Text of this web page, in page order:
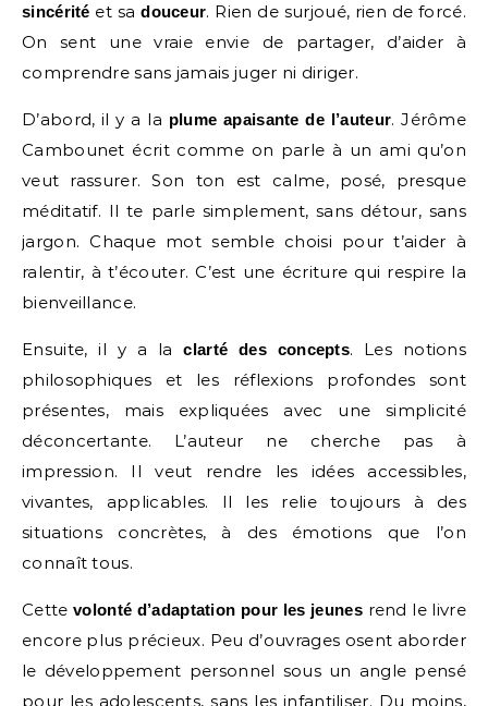
sincérité et sadouceur. Rien de surjoué, rien de forcé.
On sent une vraie envie de partager, d’aider à
comprendre sans jamais juger ni diriger.
D’abord, il y a la plume apaisante de l’auteur. Jérôme
Cambounet écrit comme on parle à un ami qu’on
veut rassurer. Son ton est calme, posé, presque
méditatif. Il te parle simplement, sans détour, sans
jargon. Chaque mot semble choisi pour t’aider à
ralentir, à t’écouter. C’est une écriture qui respire la
bienveillance.
Ensuite, il y a laclarté des concepts. Les notions
philosophiques et les réflexions profondes sont
présentes, mais expliquées avec une simplicité
déconcertante. L’auteur ne cherche pas à
impression. Il veut rendre les idées accessibles,
vivantes, applicables. Il les relie toujours à des
situations concrètes, à des émotions que l’on
connaît tous.
Cettevolonté d’adaptation pour les jeunesrend le livre
encore plus précieux. Peu d’ouvrages osent aborder
le développement personnel sous un angle pensé
pour les adolescents, sans les infantiliser. Du moins,